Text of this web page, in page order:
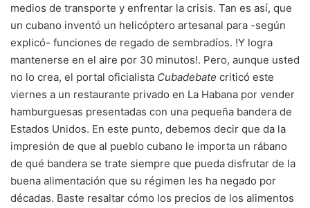
medios de transporte y enfrentar la crisis. Tan es así, que
un cubano inventó un helicóptero artesanal para -según
explicó- funciones de regado de sembradíos. !Y logra
mantenerse en el aire por 30 minutos!. Pero, aunque usted
no lo crea, el portal oficialista Cubadebate criticó este
viernes a un restaurante privado en La Habana por vender
hamburguesas presentadas con una pequeña bandera de
Estados Unidos. En este punto, debemos decir que da la
impresión de que al pueblo cubano le importa un rábano
de qué bandera se trate siempre que pueda disfrutar de la
buena alimentación que su régimen les ha negado por
décadas. Baste resaltar cómo los precios de los alimentos